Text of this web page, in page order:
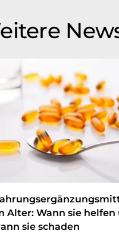
Alter: Wann sie helfen
sie schaden